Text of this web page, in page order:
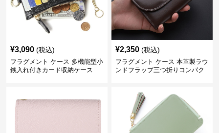
¥3,090 (税込)
フラグメント ケース 多機能型小
銭入れ付きカード収納ケース
¥2,350 (税込)
フラグメント ケース 本革製ラウ
ンドフラップ三つ折りコンパク